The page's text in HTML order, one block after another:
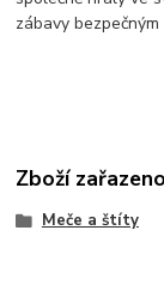
zábavy
Zboží
Meče a štíty